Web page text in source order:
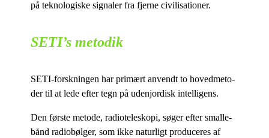
på tek­no­lo­gi­ske sig­na­ler fra fjer­ne civilisationer.
SETI’s metodik
SETI-forsk­nin­gen har pri­mært an­vendt to ho­ved­me­to­
der til at lede ef­ter tegn på udenjor­disk intelligens.
Den før­ste me­to­de, ra­di­o­te­lesko­pi, sø­ger ef­ter smal­le-
bånd ra­diobøl­ger, som ikke na­tur­ligt pro­du­ce­res af